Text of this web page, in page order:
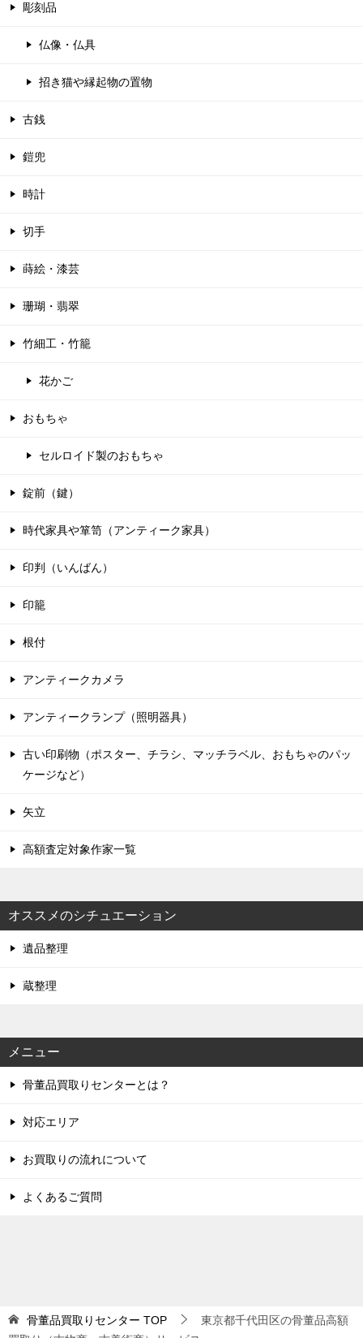
彫刻品
仏像・仏具
招き猫や縁起物の置物
古銭
鎧兜
時計
切手
蒔絵・漆芸
珊瑚・翡翠
竹細工・竹籠
花かご
おもちゃ
セルロイド製のおもちゃ
錠前（鍵）
時代家具や箪笥（アンティーク家具）
印判（いんばん）
印籠
根付
アンティークカメラ
アンティークランプ（照明器具）
古い印刷物（ポスター、チラシ、マッチラベル、おもちゃのパッ
ケージなど）
矢立
高額査定対象作家一覧
オススメのシチュエーション
遺品整理
蔵整理
メニュー
骨董品買取りセンターとは？
対応エリア
お買取りの流れについて
よくあるご質問
骨董品買取りセンター TOP
東京都千代田区の骨董品高額